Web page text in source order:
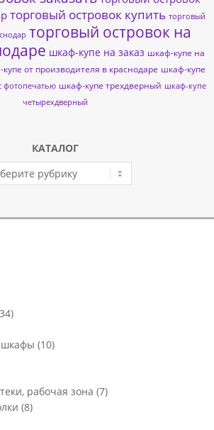
торговый островок купить торговый
торговый островок на
шкаф-купе на заказ шкаф-купе на
от производителя в краснодаре шкаф-купе
фотопечатью шкаф-купе трехдверный шкаф-купе
четырехдверный
КАТАЛОГ
шкафы (10)
рабочая зона (7)
(8)